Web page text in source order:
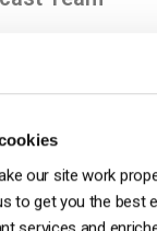
our site work
to get you the best